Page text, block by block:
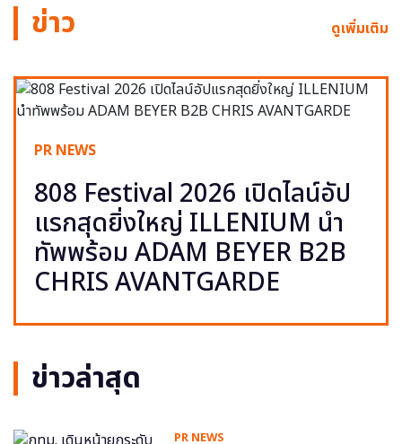
ข่าว ดูเพิ่มเติม
PR NEWS
808 Festival 2026 เปิดไลน์อัป
แรกสุดยิ่งใหญ่ ILLENIUM นำ
ทัพพร้อม ADAM BEYER B2B
CHRIS AVANTGARDE
ข่าวล่าสุด
PR NEWS